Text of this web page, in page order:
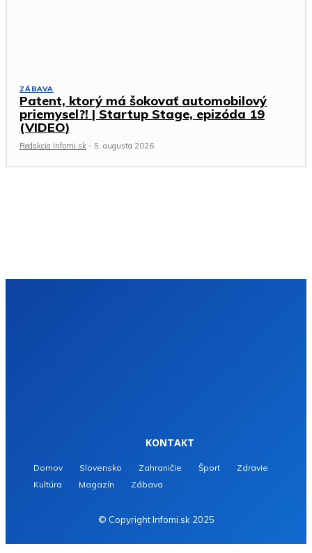
ZÁBAVA
Patent, ktorý má šokovať automobilový
priemysel?! | Startup Stage, epizóda 19
(VIDEO)
Redakcia Infomi.sk - 5. augusta 2026
KONTAKT
Domov Slovensko Zahraničie Šport
Zdravie
Kultúra
Magazín Zábava
© Copyright Infomi.sk 2025